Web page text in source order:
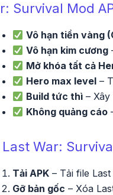
Survival Mod
Vô hạn tiền vàng
Vô hạn kim cương
Mở khóa tất cả
Hero max level –
Build tức thì –
Không quảng cáo
War:
Tải APK – Tải file
Gỡ bản gốc – Xóa